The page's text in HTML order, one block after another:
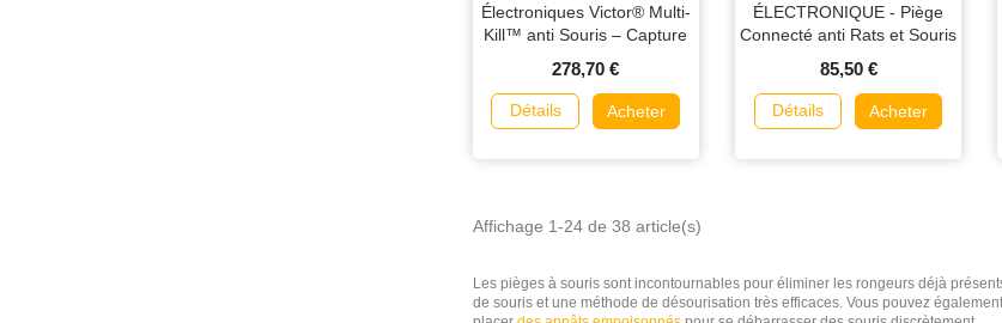
Électroniques Victor® Multi-
Kill™ anti Souris – Capture
Économique
278,70 €
Détails Acheter
ÉLECTRONIQUE - Piège
Connecté anti Rats et Souris
85,50 €
Détails Acheter
Affichage 1-24 de 38 article(s)
Les pièges à souris sont incontournables pour éliminer les rongeurs déjà
de souris et une méthode de désourisation très efficaces. Vous pouvez